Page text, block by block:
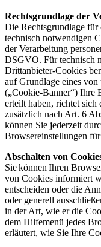
Rechtsgrundlage der
Die Rechtsgrundlage für
technisch notwendigen
der Verarbeitung
DSGVO. Für technisch
Drittanbieter-Cookies
auf Grundlage eines
(„Cookie-Banner“) Ihre
erteilt haben, richtet
zusätzlich nach Art. 6
können Sie jederzeit
Browsereinstellungen
Abschalten von
Sie können Ihren
von Cookies informiert
entscheiden oder die
oder generell
in der Art, wie er die
dem Hilfemenü jedes
erläutert, wie Sie Ihre